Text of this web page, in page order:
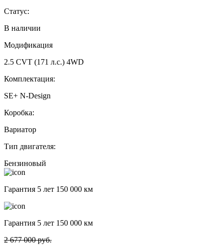
Статус:
В наличии
Модификация
2.5 CVT (171 л.с.) 4WD
Комплектация:
SE+ N-Design
Коробка:
Вариатор
Тип двигателя:
Бензиновый
Гарантия 5 лет 150 000 км
Гарантия 5 лет 150 000 км
2 677 000 руб.